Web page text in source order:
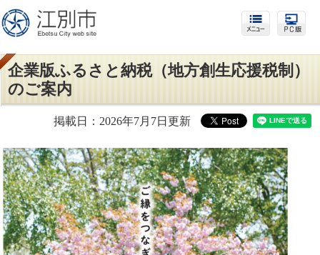
企業版ふるさと納税（地方創生応援税制）
のご案内
掲載日：2026年7月7日更新